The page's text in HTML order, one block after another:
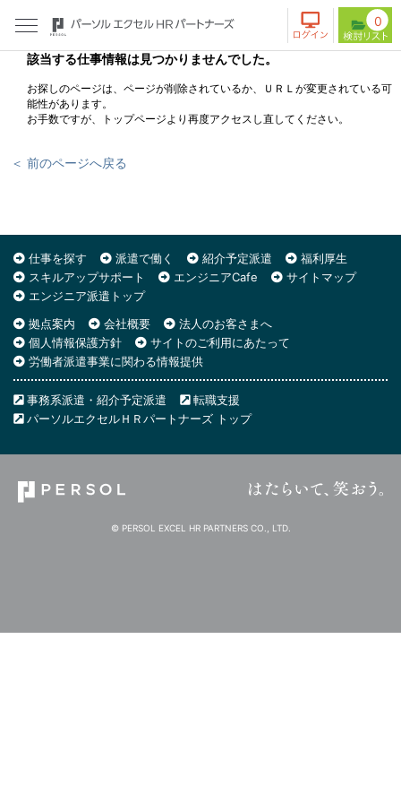
0
該当する仕事情報は見つかりませんでした。
お探しのページは、ページが削除されているか、ＵＲＬが変更されている可
能性があります。
お手数ですが、トップページより再度アクセスし直してください。
＜ 前のページへ戻る
仕事を探す 派遣で働く 紹介予定派遣
福利厚生
スキルアップサポート
エンジニアCafe
サイトマップ
エンジニア派遣トップ
拠点案内
会社概要
法人のお客さまへ
個人情報保護方針
サイトのご利用にあたって
労働者派遣事業に関わる情報提供
事務系派遣・紹介予定派遣
転職支援
パーソルエクセルＨＲパートナーズ トップ
© PERSOL EXCEL HR PARTNERS CO., LTD.